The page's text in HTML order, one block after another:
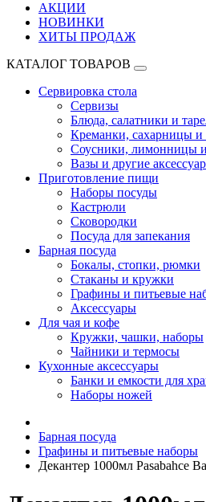
АКЦИИ
НОВИНКИ
ХИТЫ ПРОДАЖ
КАТАЛОГ ТОВАРОВ
Сервировка стола
Сервизы
Блюда, салатники и
Креманки, сахарницы
Соусники, лимонницы
Вазы и другие
Приготовление пищи
Наборы посуды
Кастрюли
Сковородки
Посуда для запекания
Барная посуда
Бокалы, стопки, рюмки
Стаканы и кружки
Графины и питьевые
Аксессуары
Для чая и кофе
Кружки, чашки, наборы
Чайники и термосы
Кухонные аксессуары
Банки и емкости для
Наборы ножей
Барная посуда
Графины и питьевые наборы
Декантер 1000мл Pasabahce